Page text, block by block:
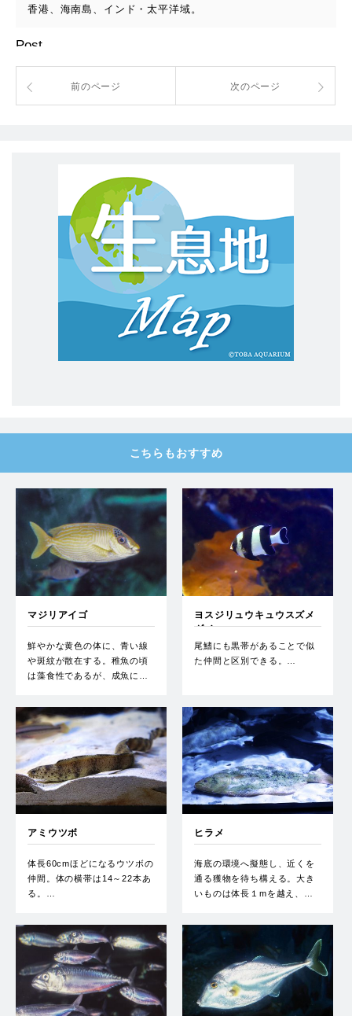
香港、海南島、インド・太平洋域。
Post
前のページ 次のページ
こちらもおすすめ
マジリアイゴ
鮮やかな黄色の体に、青い線
や斑紋が散在する。稚魚の頃
は藻食性であるが、成魚に…
ヨスジリュウキュウスズメ
ダイ
尾鰭にも黒帯があることで似
た仲間と区別できる。…
アミウツボ
体長60cmほどになるウツボの
仲間。体の横帯は14～22本あ
る。…
ヒラメ
海底の環境へ擬態し、近くを
通る獲物を待ち構える。大き
いものは体長１mを越え、…